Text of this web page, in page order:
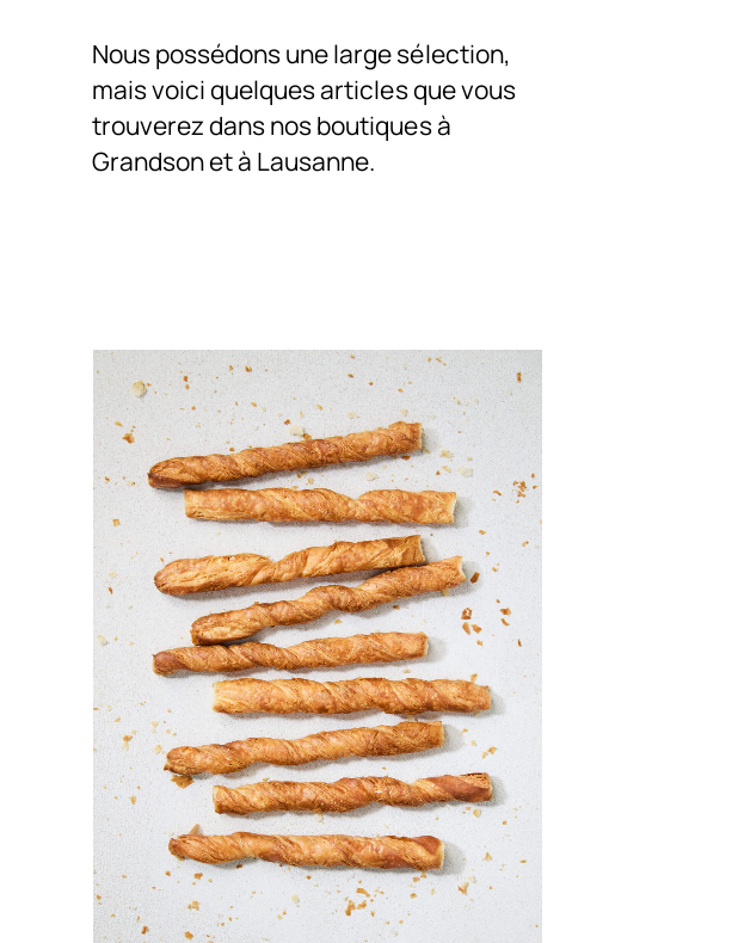
Nous possédons une large sélection,
mais voici quelques articles que vous
trouverez dans nos boutiques à
Grandson et à Lausanne.